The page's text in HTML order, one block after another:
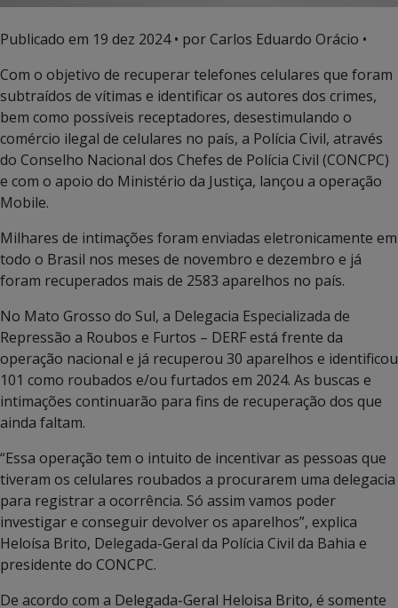
Publicado em 19 dez 2024• por Carlos Eduardo Orácio •
Com o objetivo de recuperar telefones celulares que foram
subtraídos de vítimas e identificar os autores dos crimes,
bem como possíveis receptadores, desestimulando o
comércio ilegal de celulares no país, a Polícia Civil, através
do Conselho Nacional dos Chefes de Polícia Civil (CONCPC)
e com o apoio do Ministério da Justiça, lançou a operação
Mobile.
Milhares de intimações foram enviadas eletronicamente em
todo o Brasil nos meses de novembro e dezembro e já
foram recuperados mais de 2583 aparelhos no país.
No Mato Grosso do Sul, a Delegacia Especializada de
Repressão a Roubos e Furtos – DERF está frente da
operação nacional e já recuperou 30 aparelhos e identificou
101 como roubados e/ou furtados em 2024. As buscas e
intimações continuarão para fins de recuperação dos que
ainda faltam.
“Essa operação tem o intuito de incentivar as pessoas que
tiveram os celulares roubados a procurarem uma delegacia
para registrar a ocorrência. Só assim vamos poder
investigar e conseguir devolver os aparelhos”, explica
Heloísa Brito, Delegada-Geral da Polícia Civil da Bahia e
presidente do CONCPC.
De acordo com a Delegada-Geral Heloisa Brito, é somente